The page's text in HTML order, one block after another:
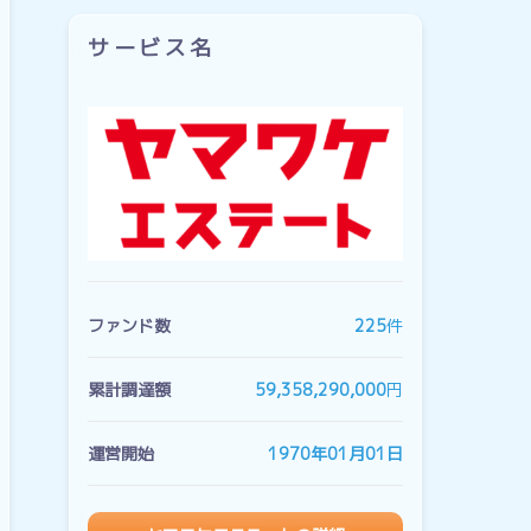
サービス名
ファンド数 225件
累計調達額 59,358,290,000円
運営開始 1970年01月01日